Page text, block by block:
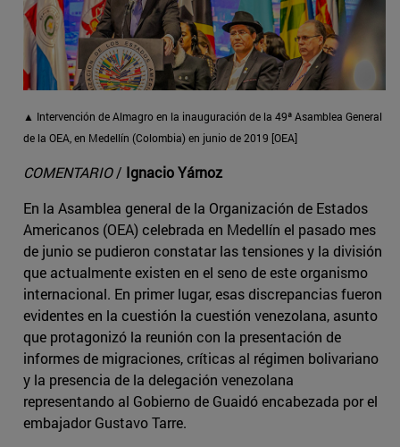
▲ Intervención de Almagro en la inauguración de la 49ª Asamblea General
de la OEA, en Medellín (Colombia) en junio de 2019 [OEA]
COMENTARIO/ Ignacio Yárnoz
En la Asamblea general de la Organización de Estados
Americanos (OEA) celebrada en Medellín el pasado mes
de junio se pudieron constatar las tensiones y la división
que actualmente existen en el seno de este organismo
internacional. En primer lugar, esas discrepancias fueron
evidentes en la cuestión la cuestión venezolana, asunto
que protagonizó la reunión con la presentación de
informes de migraciones, críticas al régimen bolivariano
y la presencia de la delegación venezolana
representando al Gobierno de Guaidó encabezada por el
embajador Gustavo Tarre.